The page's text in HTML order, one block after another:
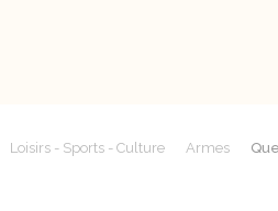
Loisirs - Sports - Culture Armes